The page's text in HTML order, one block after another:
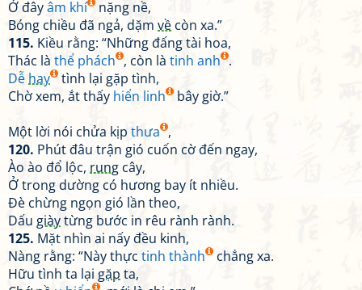
Ở đâyâm khí
nặng nề,
Bóng chiều đã ngả, dặm về còn xa.”
115. Kiều rằng: “Những đấng tài hoa,
Thác là thể phách , còn là tinh anh .
Dễ hay
tình lại gặp tình,
Chờ xem, ắt thấy hiển linh
bây giờ.”
Một lời nói chửa kịp thưa ,
120. Phút đâu trận gió cuốn cờ đến ngay,
Ào ào đổ lộc, rung cây,
Ở trong dường có hương bay ít nhiều.
Đè chừng ngọn gió lần theo,
Dấu giàytừng bước in rêu rành rành.
125. Mặt nhìn ai nấy đều kinh,
Nàng rằng: “Này thực tinh thành
chẳng xa.
Hữu tình ta lại gặp ta,